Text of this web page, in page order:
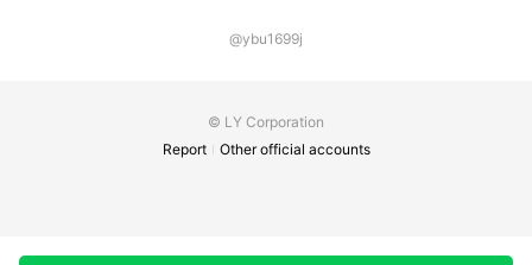
@ybu1699j
© LY Corporation
Report
Other official accounts